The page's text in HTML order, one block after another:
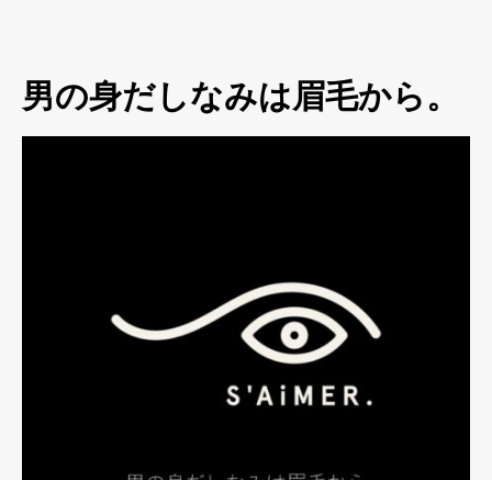
男の身だしなみは眉毛から。